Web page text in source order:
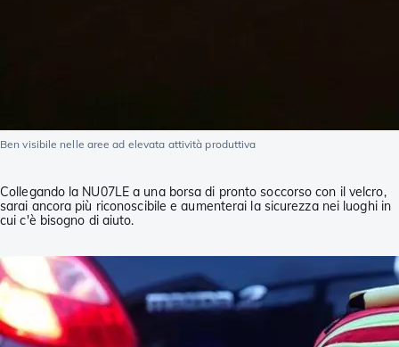
Ben visibile nelle aree ad elevata attività produttiva
Collegando la NU07LE a una borsa di pronto soccorso con il velcro,
sarai ancora più riconoscibile e aumenterai la sicurezza nei luoghi in
cui c'è bisogno di aiuto.